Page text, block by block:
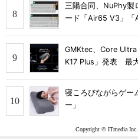
三陽合同、NuPhy製
ード「Air65 V3」「
GMKtec、Core
K17 Plus」発表 最
寝ころびながらゲー
ー」
Copyright © ITmedia Inc.